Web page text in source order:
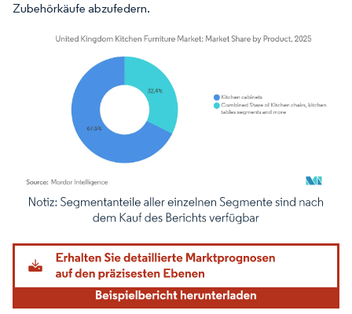
Zubehörkäufe abzufedern.
Bild © Mordor Intelligence. Wiederverwendung erfordert Namensnennung